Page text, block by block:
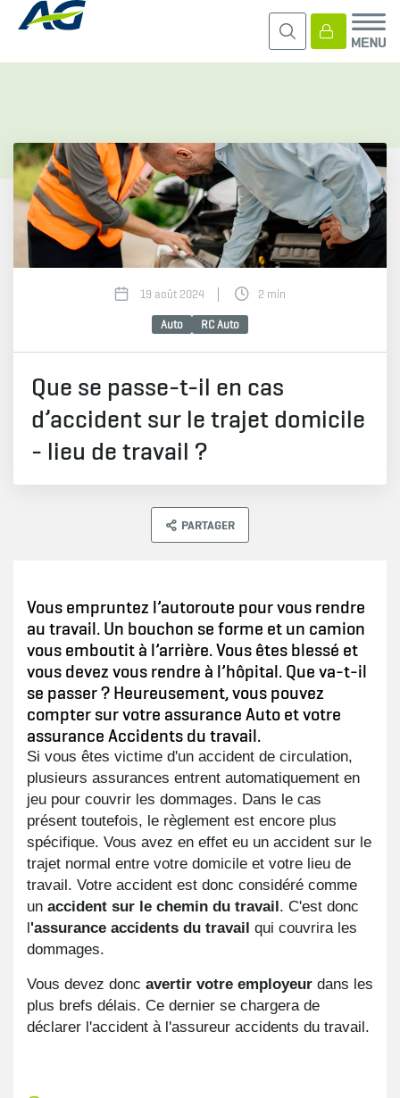
19 août 2024
2 min
Auto
RC Auto
Que se passe-t-il en cas
d’accident sur le trajet domicile
- lieu de travail ?
PARTAGER
Vous empruntez l’autoroute pour vous rendre
au travail. Un bouchon se forme et un camion
vous emboutit à l’arrière. Vous êtes blessé et
vous devez vous rendre à l’hôpital. Que va-t-il
se passer ? Heureusement, vous pouvez
compter sur votre assurance Auto et votre
assurance Accidents du travail.
Si vous êtes victime d'un accident de circulation,
plusieurs assurances entrent automatiquement en
jeu pour couvrir les dommages. Dans le cas
présent toutefois, le règlement est encore plus
spécifique. Vous avez en effet eu un accident sur le
trajet normal entre votre domicile et votre lieu de
travail. Votre accident est donc considéré comme
un accident sur le chemin du travail. C'est donc
l'assurance accidents du travail qui couvrira les
dommages.
Vous devez donc avertir votre employeur dans les
plus brefs délais. Ce dernier se chargera de
déclarer l'accident à l'assureur accidents du travail.